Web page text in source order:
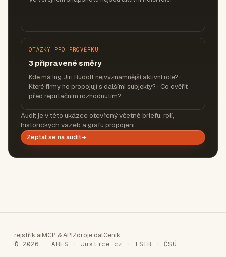
OTÁZKY PRO PROVĚRKU
3 připravené směry
Kde má Ing Jiri Rudolf nejvýznamnější aktivní role? ·
Které firmy ho propojují s dalšími subjekty? · Co ověřit
před reputačním rozhodnutím?
Audit je v této ukázce otevřený včetně briefu, rolí,
historických vazeb a grafu propojení.
Zeptat se na audit
rejstřík.aiMCP & APIZdroje datCeník
© 2026 · ARES · Justice.cz · ISIR · ČSÚ